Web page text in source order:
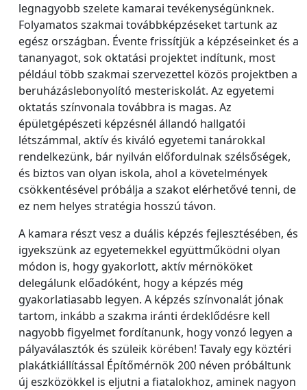
legnagyobb szelete kamarai tevékenységünknek.
Folyamatos szakmai továbbképzéseket tartunk az
egész országban. Évente frissítjük a képzéseinket és a
tananyagot, sok oktatási projektet indítunk, most
például több szakmai szervezettel közös projektben a
beruházáslebonyolító mesteriskolát. Az egyetemi
oktatás színvonala továbbra is magas. Az
épületgépészeti képzésnél állandó hallgatói
létszámmal, aktív és kiváló egyetemi tanárokkal
rendelkezünk, bár nyilván előfordulnak szélsőségek,
és biztos van olyan iskola, ahol a követelmények
csökkentésével próbálja a szakot elérhetővé tenni, de
ez nem helyes stratégia hosszú távon.
A kamara részt vesz a duális képzés fejlesztésében, és
igyekszünk az egyetemekkel együttműködni olyan
módon is, hogy gyakorlott, aktív mérnököket
delegálunk előadóként, hogy a képzés még
gyakorlatiasabb legyen. A képzés színvonalát jónak
tartom, inkább a szakma iránti érdeklődésre kell
nagyobb figyelmet fordítanunk, hogy vonzó legyen a
pályaválasztók és szüleik körében! Tavaly egy köztéri
plakátkiállítással Építőmérnök 200 néven próbáltunk
új eszközökkel is eljutni a fiatalokhoz, aminek nagyon